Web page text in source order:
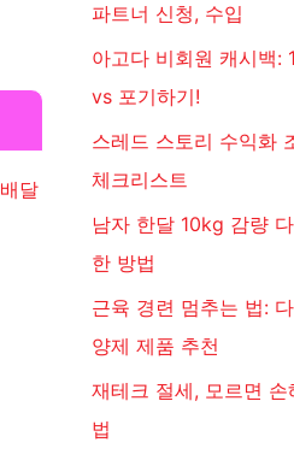
달
파트너 신청, 수입
아고다 비회원 캐시백:
vs 포기하기!
스레드 스토리 수익화
체크리스트
남자 한달 10kg 감량
한 방법
근육 경련 멈추는 법:
양제 제품 추천
재테크 절세, 모르면
법